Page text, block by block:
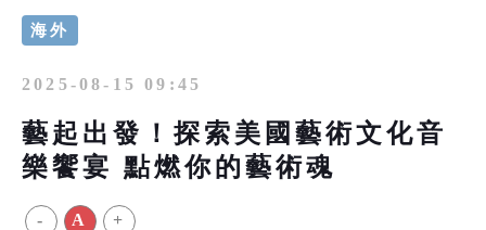
海外
2025-08-15 09:45
藝起出發！探索美國藝術文化音
樂饗宴 點燃你的藝術魂
- A +